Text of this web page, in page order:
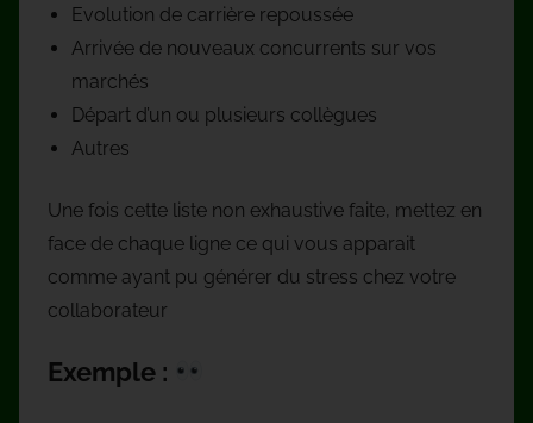
Evolution de carrière repoussée
Arrivée de nouveaux concurrents sur vos
marchés
Départ d’un ou plusieurs collègues
Autres
Une fois cette liste non exhaustive faite, mettez en
face de chaque ligne ce qui vous apparait
comme ayant pu générer du stress chez votre
collaborateur
Exemple :